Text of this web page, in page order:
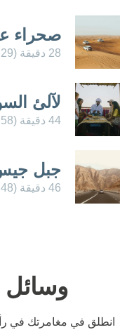
صحراء
28 دقيقة (29 كم)
لآلئ
44 دقيقة (58 كم)
جبل
46 دقيقة (48 كم)
وسائل
انطلق في مغامرتك في